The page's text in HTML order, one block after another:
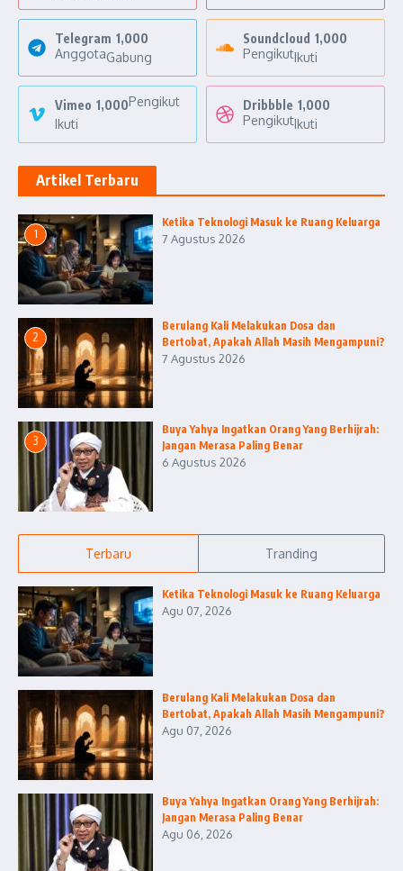
Telegram 1,000
AnggotaGabung
Soundcloud 1,000
PengikutIkuti
Vimeo 1,000Pengikut
Ikuti
Dribbble 1,000
PengikutIkuti
Artikel Terbaru
1
Ketika Teknologi Masuk ke Ruang Keluarga
7 Agustus 2026
2
Berulang Kali Melakukan Dosa dan
Bertobat, Apakah Allah Masih Mengampuni?
7 Agustus 2026
3
Buya Yahya Ingatkan Orang Yang Berhijrah:
Jangan Merasa Paling Benar
6 Agustus 2026
Terbaru Tranding
Ketika Teknologi Masuk ke Ruang Keluarga
Agu 07, 2026
Berulang Kali Melakukan Dosa dan
Bertobat, Apakah Allah Masih Mengampuni?
Agu 07, 2026
Buya Yahya Ingatkan Orang Yang Berhijrah:
Jangan Merasa Paling Benar
Agu 06, 2026